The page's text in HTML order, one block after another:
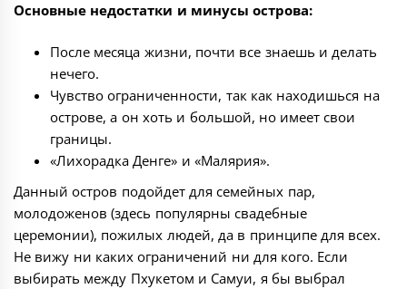
Основные недостатки и минусы острова:
После месяца жизни, почти все знаешь и делать
нечего.
Чувство ограниченности, так как находишься на
острове, а он хоть и большой, но имеет свои
границы.
«Лихорадка Денге» и «Малярия».
Данный остров подойдет для семейных пар,
молодоженов (здесь популярны свадебные
церемонии), пожилых людей, да в принципе для всех.
Не вижу ни каких ограничений ни для кого. Если
выбирать между Пхукетом и Самуи, я бы выбрал